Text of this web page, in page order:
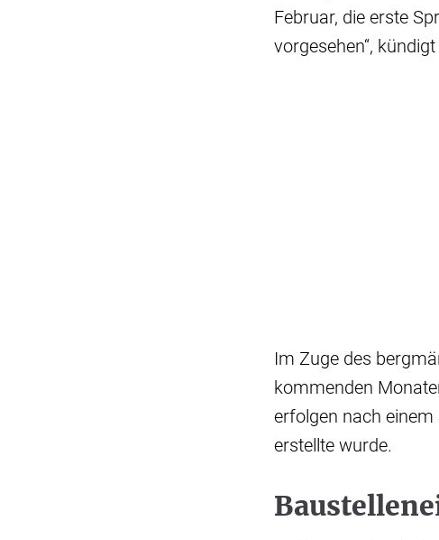
Februar, die erste
vorgesehen“,
Im Zuge des
kommenden
erfolgen nach
erstellte wurde.